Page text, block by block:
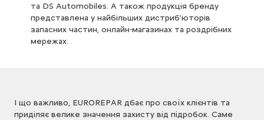
та DS Automobiles. А також продукція бренду
представлена у найбільших дистриб’юторів
запасних частин, онлайн-магазинах та роздрібних
мережах.
І що важливо, EUROREPAR дбає про своїх клієнтів та
приділяє велике значення захисту від підробок. Саме